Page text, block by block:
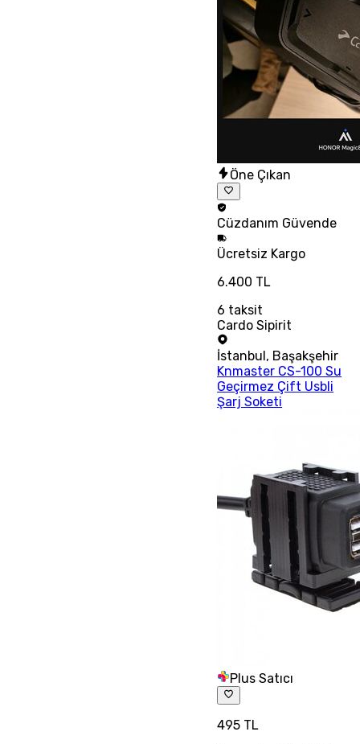
Öne Çıkan
Cüzdanım Güvende
Ücretsiz Kargo
6.400 TL
6 taksit
Cardo Sipirit
İstanbul , Başakşehir
Knmaster CS-100 Su
Geçirmez Çift Usbli
Şarj Soketi
Plus Satıcı
495 TL